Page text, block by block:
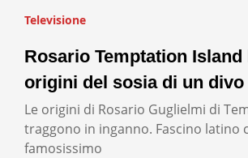
Televisione
Rosario Temptation Island
origini del sosia di un divo
Le origini di Rosario Guglielmi di
traggono in inganno. Fascino latino
famosissimo